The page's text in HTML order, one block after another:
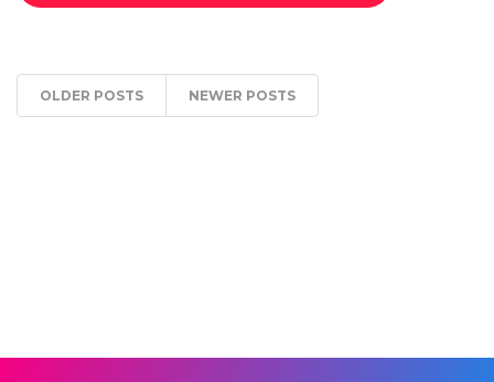
OLDER POSTS NEWER POSTS